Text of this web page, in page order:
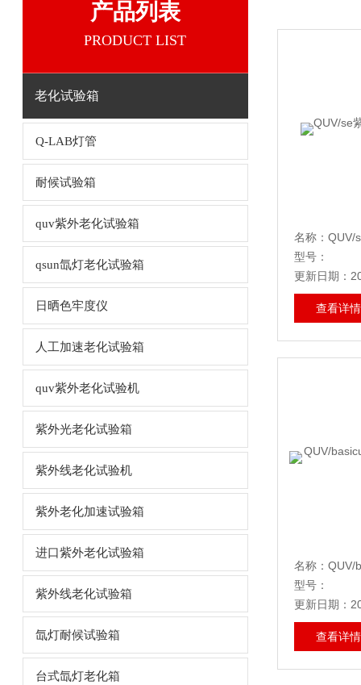
产品列表
PRODUCT LIST
老化试验箱
Q-LAB灯管
耐候试验箱
quv紫外老化试验箱
qsun氙灯老化试验箱
日晒色牢度仪
人工加速老化试验箱
quv紫外老化试验机
紫外光老化试验箱
紫外线老化试验机
紫外老化加速试验箱
进口紫外老化试验箱
紫外线老化试验箱
氙灯耐候试验箱
台式氙灯老化箱
型号：
更新日期：
查看详情
型号：
更新日期：
查看详情